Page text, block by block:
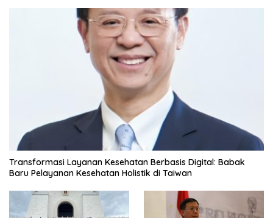
Transformasi Layanan Kesehatan Berbasis Digital: Babak
Baru Pelayanan Kesehatan Holistik di Taiwan